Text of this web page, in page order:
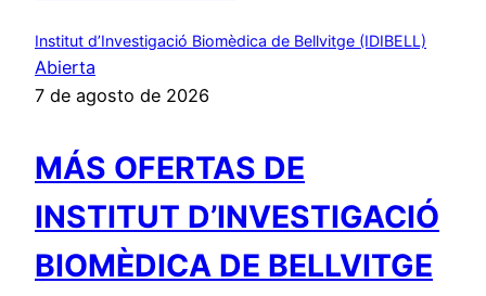
Institut d’Investigació Biomèdica de Bellvitge (IDIBELL)
Abierta
7 de agosto de 2026
MÁS OFERTAS DE
INSTITUT D’INVESTIGACIÓ
BIOMÈDICA DE BELLVITGE